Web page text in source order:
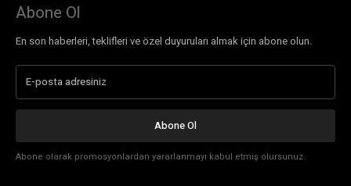
Abone Ol
En son haberleri, teklifleri ve özel duyuruları almak için abone olun.
Abone Ol
Abone olarak promosyonlardan yararlanmayı kabul etmiş olursunuz.